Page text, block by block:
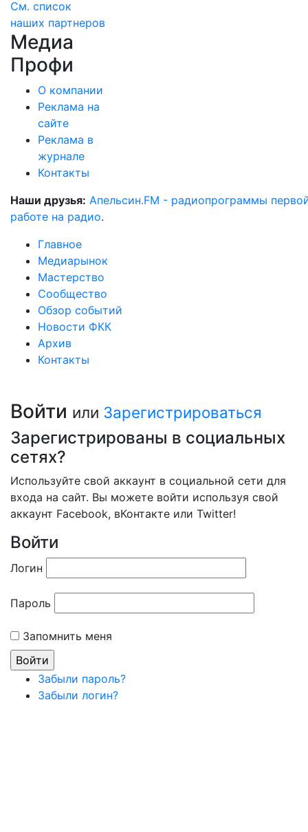
См. список
наших партнеров
Медиа
Профи
О компании
Реклама на
сайте
Реклама в
журнале
Контакты
Наши друзья: Апельсин.FM - радиопрограммы
работе на радио.
Главное
Медиарынок
Мастерство
Сообщество
Обзор событий
Новости ФКК
Архив
Контакты
Войти или Зарегистрироваться
Зарегистрированы в социальных
сетях?
Используйте свой аккаунт в социальной сети для
входа на сайт. Вы можете войти используя свой
аккаунт Facebook, вКонтакте или Twitter!
Войти
Логин
Пароль
Запомнить меня
Забыли пароль?
Забыли логин?